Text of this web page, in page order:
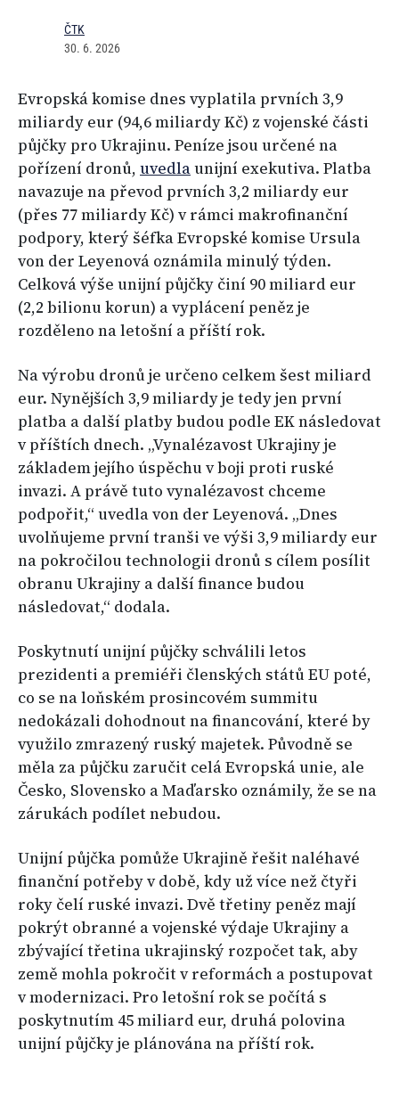
ČTK
30. 6. 2026
Evropská komise dnes vyplatila prvních 3,9
miliardy eur (94,6 miliardy Kč) z vojenské části
půjčky pro Ukrajinu. Peníze jsou určené na
pořízení dronů, uvedlaunijní exekutiva. Platba
navazuje na převod prvních 3,2 miliardy eur
(přes 77 miliardy Kč) v rámci makrofinanční
podpory, který šéfka Evropské komise Ursula
von der Leyenová oznámila minulý týden.
Celková výše unijní půjčky činí 90 miliard eur
(2,2 bilionu korun) a vyplácení peněz je
rozděleno na letošní a příští rok.
Na výrobu dronů je určeno celkem šest miliard
eur. Nynějších 3,9 miliardy je tedy jen první
platba a další platby budou podle EK následovat
v příštích dnech. „Vynalézavost Ukrajiny je
základem jejího úspěchu v boji proti ruské
invazi. A právě tuto vynalézavost chceme
podpořit,“ uvedla von der Leyenová. „Dnes
uvolňujeme první tranši ve výši 3,9 miliardy eur
na pokročilou technologii dronů s cílem posílit
obranu Ukrajiny a další finance budou
následovat,“ dodala.
Poskytnutí unijní půjčky schválili letos
prezidenti a premiéři členských států EU poté,
co se na loňském prosincovém summitu
nedokázali dohodnout na financování, které by
využilo zmrazený ruský majetek. Původně se
měla za půjčku zaručit celá Evropská unie, ale
Česko, Slovensko a Maďarsko oznámily, že se na
zárukách podílet nebudou.
Unijní půjčka pomůže Ukrajině řešit naléhavé
finanční potřeby v době, kdy už více než čtyři
roky čelí ruské invazi. Dvě třetiny peněz mají
pokrýt obranné a vojenské výdaje Ukrajiny a
zbývající třetina ukrajinský rozpočet tak, aby
země mohla pokročit v reformách a postupovat
v modernizaci. Pro letošní rok se počítá s
poskytnutím 45 miliard eur, druhá polovina
unijní půjčky je plánována na příští rok.